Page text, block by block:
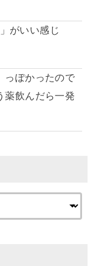
がいい感じ
っぽかったので
薬飲んだら一発